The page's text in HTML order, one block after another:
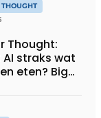
Thought:
straks wat
eten? Big